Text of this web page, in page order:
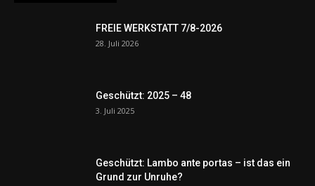
FREIE WERKSTATT 7/8-2026
28. Juli 2026
Geschützt: 2025 – 48
3. Juli 2025
Geschützt: Lambo ante portas – ist das ein
Grund zur Unruhe?